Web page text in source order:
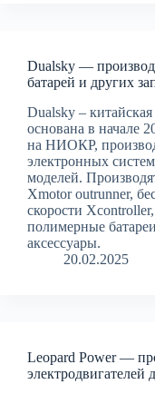
Dualsky —
батарей и других
Dualsky –
основана в начале
на НИОКР,
электронных
моделей.
Xmotor outrunner,
скорости
полимерные
аксессуары.
20.02.2025
Leopard Power —
электродвигателей